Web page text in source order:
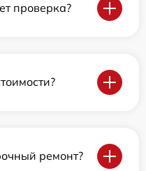
проверка?
ремонт?